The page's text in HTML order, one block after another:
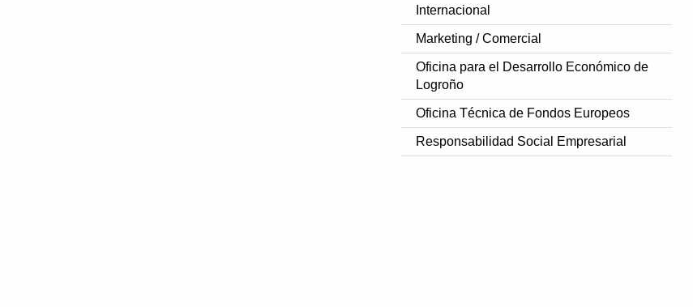
Internacional
Marketing / Comercial
Oficina para el Desarrollo Económico de
Logroño
Oficina Técnica de Fondos Europeos
Responsabilidad Social Empresarial